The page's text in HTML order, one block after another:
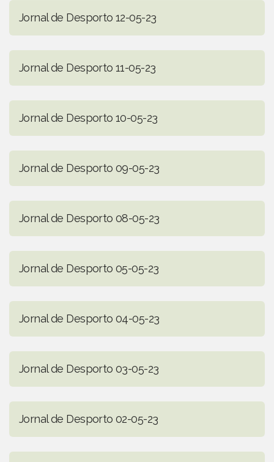
Jornal de Desporto 12-05-23
Jornal de Desporto 11-05-23
Jornal de Desporto 10-05-23
Jornal de Desporto 09-05-23
Jornal de Desporto 08-05-23
Jornal de Desporto 05-05-23
Jornal de Desporto 04-05-23
Jornal de Desporto 03-05-23
Jornal de Desporto 02-05-23